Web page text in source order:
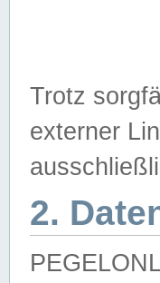
Trotz
externer
2.